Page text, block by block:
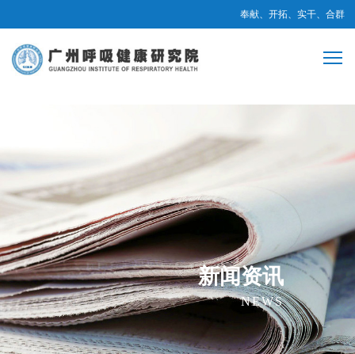
奉献、开拓、实干、合群
新闻资讯
NEWS